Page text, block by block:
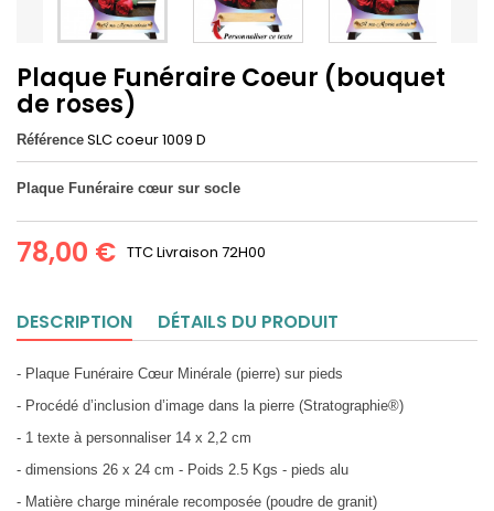
Plaque Funéraire Coeur (bouquet
de roses)
Référence SLC coeur 1009 D
Plaque Funéraire cœur sur socle
78,00 € TTCLivraison 72H00
DESCRIPTION DÉTAILS DU PRODUIT
- Plaque Funéraire Cœur Minérale (pierre) sur pieds
- Procédé d’inclusion d’image dans la pierre (Stratographie®)
- 1 texte à personnaliser 14 x 2,2 cm
- dimensions 26 x 24 cm - Poids 2.5 Kgs - pieds alu
- Matière charge minérale recomposée (poudre de granit)